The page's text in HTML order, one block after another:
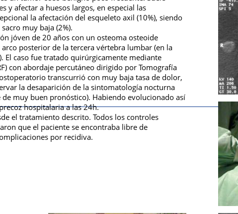
y afectar a huesos largos, en especial las
la afectación del esqueleto axil (10%), siendo
muy baja (2%).
jóven de 20 años con un osteoma osteoide
posterior de la tercera vértebra lumbar (en la
El caso fue tratado quirúrgicamente mediante
con abordaje percutáneo dirigido por Tomografía
transcurrió con muy baja tasa de dolor,
la desaparición de la sintomatología nocturna
muy buen pronóstico). Habiendo evolucionado así
hospitalaria a las 24h.
el tratamiento descrito. Todos los controles
que el paciente se encontraba libre de
por recidiva.